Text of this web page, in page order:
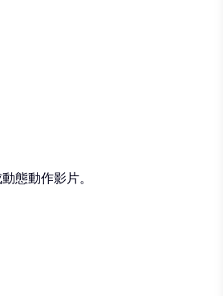
態動作影片。